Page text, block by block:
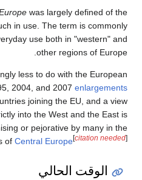
Europewas largely defined of the
in use. The term is commonly
use both in "western" and
other regions of Europe.
less to do with the European
2004, and 2007enlargements
joining the EU, and a view
into the West and the East is
or pejorative by many in the
ofCentral Europe[citation needed
الوقت الحالي